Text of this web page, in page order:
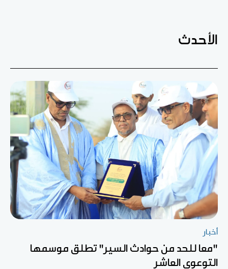
الأحدث
أخبار
"معا للحد من حوادث السير" تطلق موسمها
التوعوي العاشر